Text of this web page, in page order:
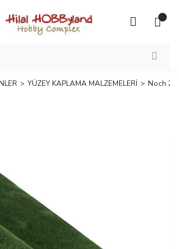
YÜZEY KAPLAMA MALZEMELERİ Noch